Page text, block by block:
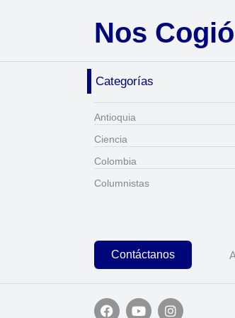
Nos
Categorías
Antioquia
Ciencia
Colombia
Columnistas
Contáctanos